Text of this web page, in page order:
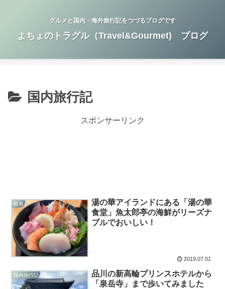
グルメと国内・海外旅行記をつづるブログです
よちょのトラグル（Travel&Gourmet) ブログ
国内旅行記
スポンサーリンク
岐阜
湯の華アイランドにある「湯の華
食堂」魚太郎亭の海鮮がリーズナ
ブルでおいしい！
2019.07.01
国内旅行記
品川の新高輪プリンスホテルから
「泉岳寺」まで歩いてみました